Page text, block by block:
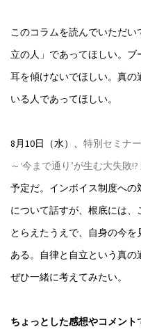
このコラムを読んでいただ
立の人」であってほしい。
耳を傾けないでほしい。真
いる人であってほしい。
8月10日（水）、 特別セミナ
～‘今まで通り’が生む大失敗
予定だ。インボイス制度への
について話すが、根底には、
とらえたうえで、自身の今
ある。自律と自立という真の
ぜひ一緒に考えてみたい。
ちょっとした感想やコメント